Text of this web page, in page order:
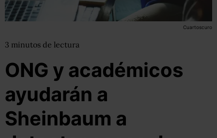
Cuartoscuro
3 minutos de lectura
ONG y académicos
ayudarán a
Sheinbaum a